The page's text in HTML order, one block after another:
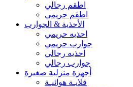
اطقم رجالي
اطقم حريمي
الأحذية & الجوارب
احذيه حريمي
جوارب حريمي
احذيه رجالي
جوارب رجالي
أجهزة منزلية صغيرة
قلايـة هوائيـة